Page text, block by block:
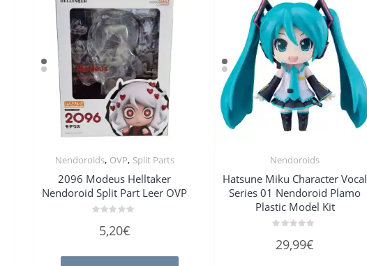
Nendoroids, OVP, Split Parts
2096 Modeus Helltaker
Nendoroid Split Part Leer OVP
mit
5
5,20€
Nendoroids
Hatsune Miku Character Vocal
Series 01 Nendoroid Plamo
Plastic Model Kit
mit
29,99€